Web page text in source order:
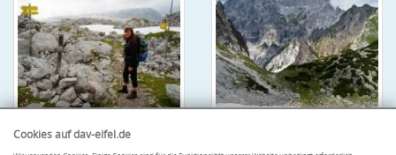
Cookies auf dav-eifel.de